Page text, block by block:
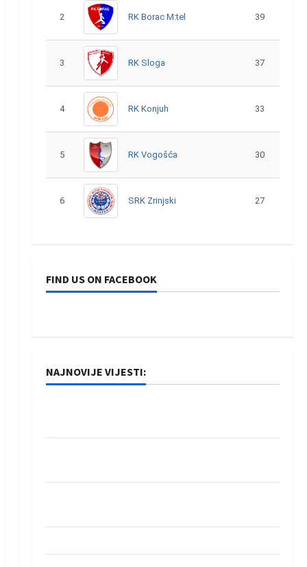
2 RK Borac M:tel 39
3 RK Sloga 37
4 RK Konjuh 33
5 RK Vogošća 30
6 SRK Zrinjski 27
FIND US ON FACEBOOK
NAJNOVIJE VIJESTI: